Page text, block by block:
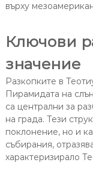
върху
Ключови
значение
Разкопките в
Пирамидата на
са централни за
на града. Тези
поклонение, но и
събирания,
характеризирало